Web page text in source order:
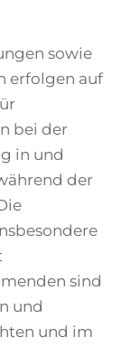
sowie
erfolgen auf
bei der
in und
der
sind
und
und im